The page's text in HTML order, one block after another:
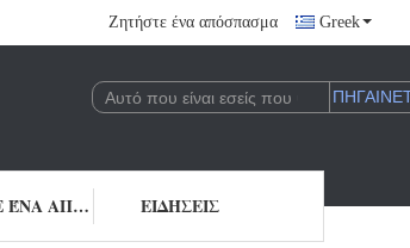
Ζητήστε ένα απόσπασμα Greek
ΖΗΤΉΣΤΕ ΈΝΑ ΑΠΌΣΠΑΣΜΑ ΕΙΔΉΣΕΙΣ